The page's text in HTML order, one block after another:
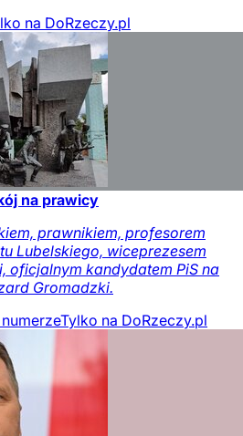
na DoRzeczy.pl
na prawicy
prawnikiem, profesorem
Lubelskiego, wiceprezesem
oficjalnym kandydatem PiS na
Gromadzki.
Tylko na DoRzeczy.pl